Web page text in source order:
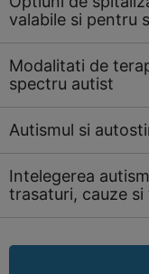
valabile si pentru
Modalitati de
spectru autist
Autismul si
Intelegerea
trasaturi, cauze